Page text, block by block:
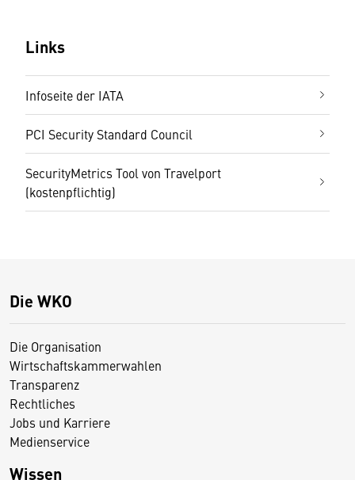
Links
Infoseite der IATA
PCI Security Standard Council
SecurityMetrics Tool von Travelport
(kostenpflichtig)
Die WKO
Die Organisation
Wirtschaftskammerwahlen
Transparenz
Rechtliches
Jobs und Karriere
Medienservice
Wissen